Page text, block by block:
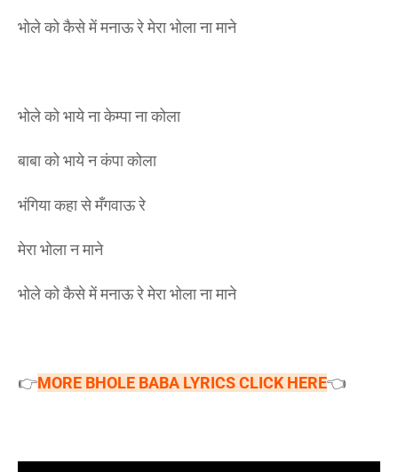
भोले को कैसे में मनाऊ रे मेरा भोला ना माने
भोले को भाये ना केम्पा ना कोला
बाबा को भाये न कंपा कोला
भंगिया कहा से मँगवाऊ रे
मेरा भोला न माने
भोले को कैसे में मनाऊ रे मेरा भोला ना माने
👉MORE BHOLE BABA LYRICS CLICK HERE👈